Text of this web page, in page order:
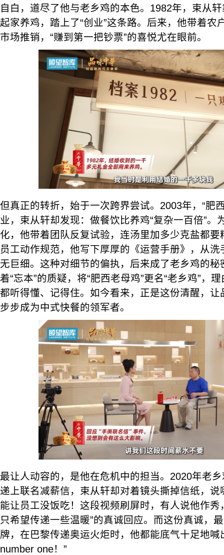
自白，道尽了他与老乡鸡的本色。1982年，束从
起家养鸡，踏上了“创业”这条路。后来，他带着农
市场推销，“赚到第一把钞票”的喜悦尤在眼前。
但真正的转折，始于一次跨界尝试。2003年，“肥
业，束从轩却发现：做餐饮比养鸡“复杂一百倍”。
化，他带着团队反复试验，连汤里加多少克盐都
员工动作规范，他写下厚厚的《运营手册》，从
无巨细。这种对细节的偏执，后来成了老乡鸡的
着“忘本”的质疑，将“肥西老母鸡”更名“老乡鸡”，
都听得懂、记得住。如今看来，正是这份清醒，
步步成为中式快餐的领军者。
最让人动容的，是他在危机中的担当。2020年老
递上联名减薪信，束从轩却对着镜头撕掉信纸，
能让员工没饭吃！这段视频刷屏时，有人说他作秀
只希望传递一些温暖”的真诚回应。而这份真诚，
牌，在巴黎传递奥运火炬时，他都能底气十足地喊
number one！”